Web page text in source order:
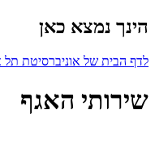
הינך נמצא כאן
לדף הבית של אוניברסיטת תל
שירותי האגף